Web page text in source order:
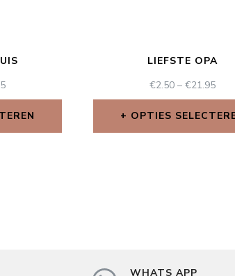
LIEFSTE OPA
€2.50 –€21.95
OPTIES
WHATS APP